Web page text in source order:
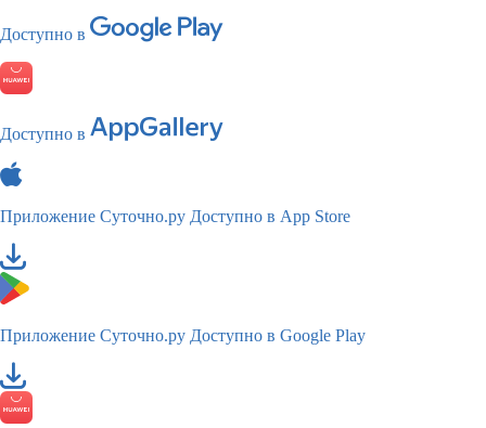
Доступно в
Доступно в
Приложение Суточно.ру Доступно в App Store
Приложение Суточно.ру Доступно в Google Play